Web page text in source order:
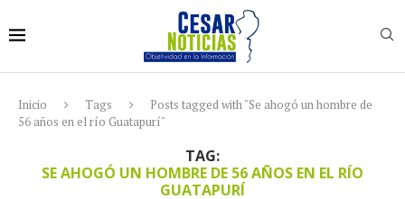
Inicio Tags
Posts tagged with "Se ahogó un hombre de
56 años en el río Guatapurí"
TAG:
SE AHOGÓ UN HOMBRE DE 56 AÑOS EN EL RÍO
GUATAPURÍ